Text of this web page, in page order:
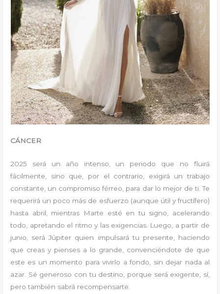
CÁNCER
2025 será un año intenso, un periodo que no fluirá
fácilmente, sino que, por el contrario, exigirá un trabajo
constante, un compromiso férreo, para dar lo mejor de ti. Te
requerirá un poco más de esfuerzo (aunque útil y fructífero)
hasta abril, mientras Marte esté en tu signo, acelerando
todo, apretando el ritmo y las exigencias. Luego, a partir de
junio, será Júpiter quien impulsará tu presente, haciendo
que creas y pienses a lo grande, convenciéndote de que
este es un momento para vivirlo a fondo, sin dejar nada al
azar. Sé generoso con tu destino, porque será exigente, sí,
pero también sabrá recompensarte.